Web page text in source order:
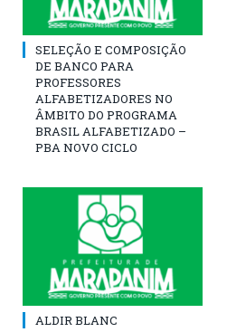
SELEÇÃO E COMPOSIÇÃO
DE BANCO PARA
PROFESSORES
ALFABETIZADORES NO
ÂMBITO DO PROGRAMA
BRASIL ALFABETIZADO –
PBA NOVO CICLO
ALDIR BLANC